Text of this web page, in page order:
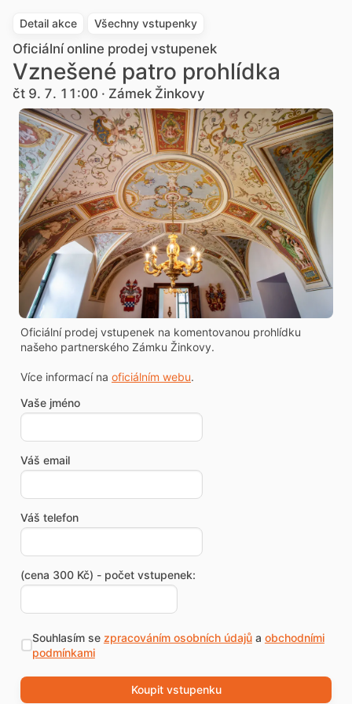
Detail akce Všechny vstupenky
Oficiální online prodej vstupenek
Vznešené patro prohlídka
čt 9. 7. 11:00 · Zámek Žinkovy
Oficiální prodej vstupenek na komentovanou prohlídku
našeho partnerského Zámku Žinkovy.
Více informací na oficiálním webu.
Vaše jméno
Váš email
Váš telefon
(cena 300 Kč) - počet vstupenek:
Souhlasím se zpracováním osobních údajůa obchodními
podmínkami
Koupit vstupenku